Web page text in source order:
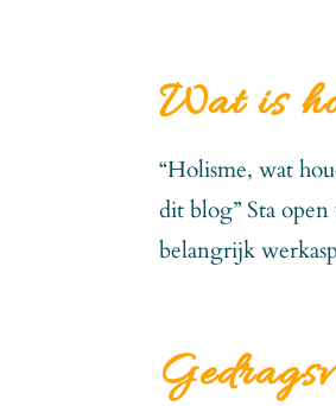
Wat is
“Holisme, wat
dit blog” Sta
belangrijk